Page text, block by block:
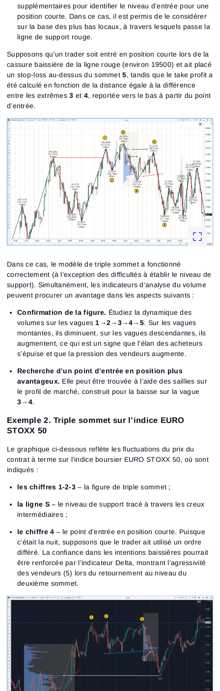
supplémentaires pour identifier le niveau d’entrée pour une
position courte. Dans ce cas, il est permis de le considérer
sur la base des plus bas locaux, à travers lesquels passe la
ligne de support rouge.
Supposons qu’un trader soit entré en position courte lors de la
cassure baissière de la ligne rouge (environ 19500) et ait placé
un stop-loss au-dessus du sommet5, tandis que le take profit a
été calculé en fonction de la distance égale à la différence
entre les extrêmes3 et 4, reportée vers le bas à partir du point
d’entrée.
Dans ce cas, le modèle de triple sommet a fonctionné
correctement (à l’exception des difficultés à établir le niveau de
support). Simultanément, les indicateurs d’analyse du volume
peuvent procurer un avantage dans les aspects suivants :
Confirmation de la figure. Étudiez la dynamique des
volumes sur les vagues 1 →2→ 3→4→ 5. Sur les vagues
montantes, ils diminuent, sur les vagues descendantes, ils
augmentent, ce qui est un signe que l’élan des acheteurs
s’épuise et que la pression des vendeurs augmente.
Recherche d’un point d’entrée en position plus
avantageux. Elle peut être trouvée à l’aide des saillies sur
le profil de marché, construit pour la baisse sur la vague
3→ 4.
Exemple 2. Triple sommet sur l’indice EURO
STOXX 50
Le graphique ci-dessous reflète les fluctuations du prix du
contrat à terme sur l’indice boursier EURO STOXX 50, où sont
indiqués :
les chiffres 1-2-3 – la figure de triple sommet ;
la ligne S– le niveau de support tracé à travers les creux
intermédiaires ;
le chiffre 4 – le point d’entrée en position courte. Puisque
c’était la nuit, supposons que le trader ait utilisé un ordre
différé. La confiance dans les intentions baissières pourrait
être renforcée par l’indicateur Delta, montrant l’agressivité
des vendeurs (5) lors du retournement au niveau du
deuxième sommet.